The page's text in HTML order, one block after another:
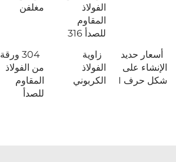
الفولاذ
المقاوم
للصدأ 316
مغلفن
أسعار حديد
الإنشاء على
شكل حرف I
زاوية
الفولاذ
الكربوني
304 ورقة
من الفولاذ
المقاوم
للصدأ